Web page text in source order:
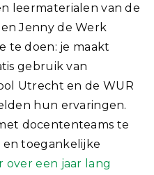
leermaterialen van de
Jenny de Werk
te doen: je maakt
gebruik van
Utrecht en de WUR
hun ervaringen.
docententeams te
toegankelijke
over een jaar lang